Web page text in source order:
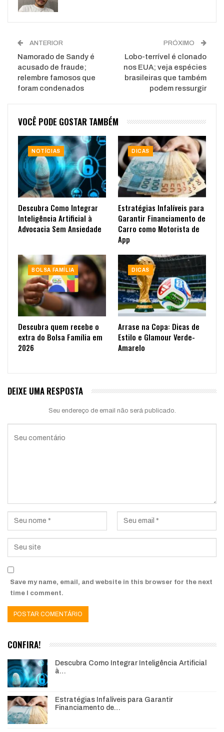
ANTERIOR
Namorado de Sandy é
acusado de fraude;
relembre famosos que
foram condenados
PRÓXIMO
Lobo-terrível é clonado
nos EUA; veja espécies
brasileiras que também
podem ressurgir
VOCÊ PODE GOSTAR TAMBÉM
NOTÍCIAS
Descubra Como Integrar
Inteligência Artificial à
Advocacia Sem Ansiedade
DICAS
Estratégias Infalíveis para
Garantir Financiamento de
Carro como Motorista de
App
BOLSA FAMÍLIA
Descubra quem recebe o
extra do Bolsa Família em
2026
DICAS
Arrase na Copa: Dicas de
Estilo e Glamour Verde-
Amarelo
DEIXE UMA RESPOSTA
Seu endereço de email não será publicado.
Save my name, email, and website in this browser for the next
time I comment.
CONFIRA!
Descubra Como Integrar Inteligência Artificial
à…
Estratégias Infalíveis para Garantir
Financiamento de…